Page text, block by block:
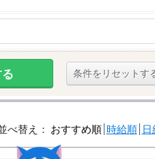
条件をリセットす
べ替え： おすすめ順 時給順 日